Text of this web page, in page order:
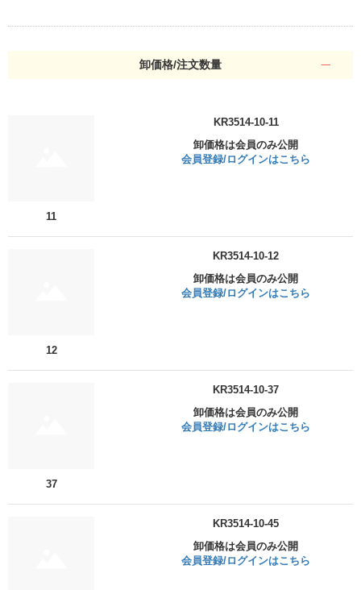
卸価格/注文数量
11
KR3514-10-11
卸価格は会員のみ公開
会員登録/ログインはこちら
12
KR3514-10-12
卸価格は会員のみ公開
会員登録/ログインはこちら
37
KR3514-10-37
卸価格は会員のみ公開
会員登録/ログインはこちら
KR3514-10-45
卸価格は会員のみ公開
会員登録/ログインはこちら